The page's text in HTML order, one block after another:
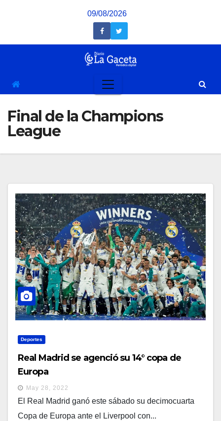
09/08/2026
Final de la Champions
League
Deportes
Real Madrid se agenció su 14° copa de
Europa
May 28, 2022
El Real Madrid ganó este sábado su decimocuarta
Copa de Europa ante el Liverpool con...